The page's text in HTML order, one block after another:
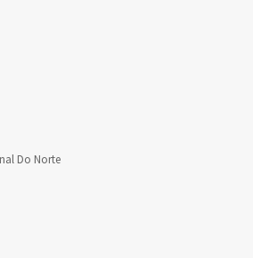
Do Norte